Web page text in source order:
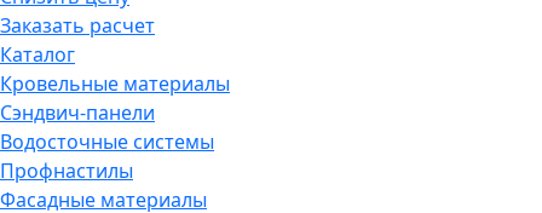
Заказать расчет
Каталог
Кровельные материалы
Сэндвич-панели
Водосточные системы
Профнастилы
Фасадные материалы